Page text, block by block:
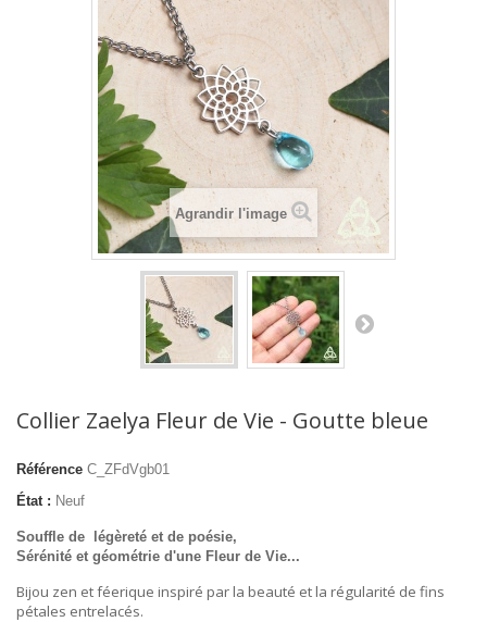
Agrandir l'image
Collier Zaelya Fleur de Vie - Goutte bleue
Référence C_ZFdVgb01
État : Neuf
Souffle de légèreté et de poésie,
Sérénité et géométrie d'une Fleur de Vie...
Bijou zen et féerique inspiré par la beauté et la régularité de fins
pétales entrelacés.